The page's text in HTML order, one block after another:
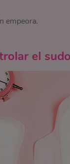
empeora.
el